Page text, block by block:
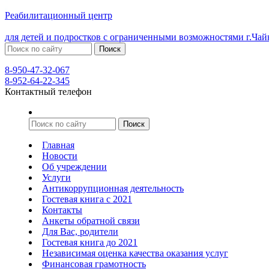
Реабилитационный центр
для детей и подростков с ограниченными возможностями
8-950-47-32-067
8-952-64-22-345
Контактный телефон
Главная
Новости
Об учреждении
Услуги
Антикоррупционная деятельность
Гостевая книга с 2021
Контакты
Анкеты обратной связи
Для Вас, родители
Гостевая книга до 2021
Независимая оценка качества оказания услуг
Финансовая грамотность